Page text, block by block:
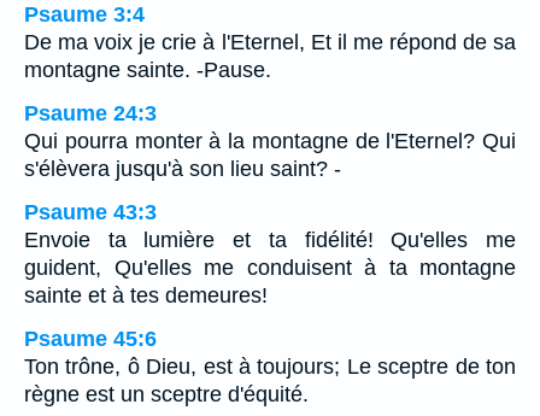
Psaume 3:4
De ma voix je crie à l'Eternel, Et il me répond de sa
montagne sainte. -Pause.
Psaume 24:3
Qui pourra monter à la montagne de l'Eternel? Qui
s'élèvera jusqu'à son lieu saint? -
Psaume 43:3
Envoie ta lumière et ta fidélité! Qu'elles me
guident, Qu'elles me conduisent à ta montagne
sainte et à tes demeures!
Psaume 45:6
Ton trône, ô Dieu, est à toujours; Le sceptre de ton
règne est un sceptre d'équité.